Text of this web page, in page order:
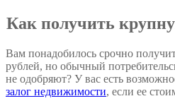
Как получить
Вам понадобилось срочно
рублей, но обычный
не одобряют? У вас есть
залог недвижимости, если ее